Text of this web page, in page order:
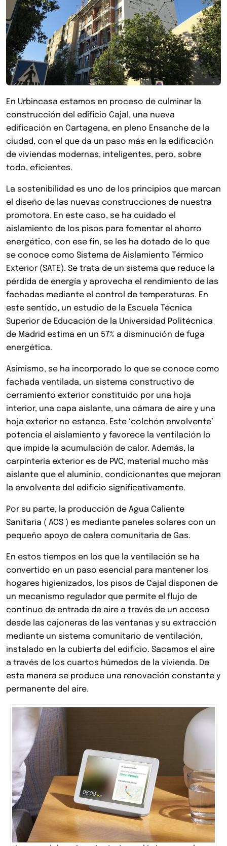
En Urbincasa estamos en proceso de culminar la
construcción del edificio Cajal, una nueva
edificación en Cartagena, en pleno Ensanche de la
ciudad, con el que da un paso más en la edificación
de viviendas modernas, inteligentes, pero, sobre
todo, eficientes.
La sostenibilidad es uno de los principios que marcan
el diseño de las nuevas construcciones de nuestra
promotora. En este caso, se ha cuidado el
aislamiento de los pisos para fomentar el ahorro
energético, con ese fin, se les ha dotado de lo que
se conoce como Sistema de Aislamiento Térmico
Exterior (SATE). Se trata de un sistema que reduce la
pérdida de energía y aprovecha el rendimiento de las
fachadas mediante el control de temperaturas. En
este sentido, un estudio de la Escuela Técnica
Superior de Educación de la Universidad Politécnica
de Madrid estima en un 57% a disminución de fuga
energética.
Asimismo, se ha incorporado lo que se conoce como
fachada ventilada, un sistema constructivo de
cerramiento exterior constituido por una hoja
interior, una capa aislante, una cámara de aire y una
hoja exterior no estanca. Este ‘colchón envolvente’
potencia el aislamiento y favorece la ventilación lo
que impide la acumulación de calor. Además, la
carpintería exterior es de PVC, material mucho más
aislante que el aluminio, condicionantes que mejoran
la envolvente del edificio significativamente.
Por su parte, la producción de Agua Caliente
Sanitaria ( ACS ) es mediante paneles solares con un
pequeño apoyo de calera comunitaria de Gas.
En estos tiempos en los que la ventilación se ha
convertido en un paso esencial para mantener los
hogares higienizados, los pisos de Cajal disponen de
un mecanismo regulador que permite el flujo de
continuo de entrada de aire a través de un acceso
desde las cajoneras de las ventanas y su extracción
mediante un sistema comunitario de ventilación,
instalado en la cubierta del edificio. Sacamos el aire
a través de los cuartos húmedos de la vivienda. De
esta manera se produce una renovación constante y
permanente del aire.